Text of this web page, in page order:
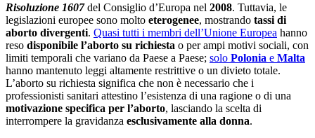
Risoluzione 1607del Consiglio d’Europa nel 2008. Tuttavia, le
legislazioni europee sono molto eterogenee, mostrando tassi di
aborto divergenti. Quasi tutti i membri dell’Unione Europea hanno
reso disponibile l’aborto su richiesta o per ampi motivi sociali, con
limiti temporali che variano da Paese a Paese; solo Polonia e Malta
hanno mantenuto leggi altamente restrittive o un divieto totale.
L’aborto su richiesta significa che non è necessario che i
professionisti sanitari attestino l’esistenza di una ragione o di una
motivazione specifica per l’aborto, lasciando la scelta di
interrompere la gravidanza esclusivamente alla donna.